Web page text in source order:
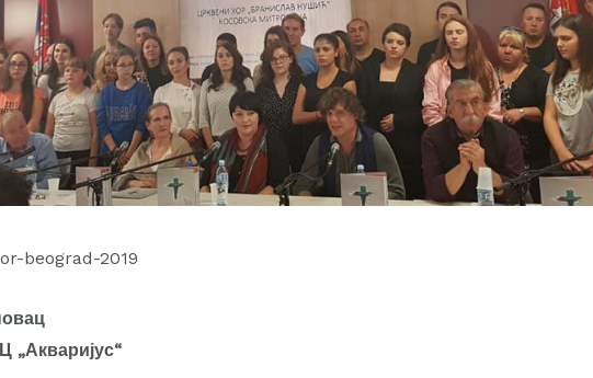
„Акваријус“